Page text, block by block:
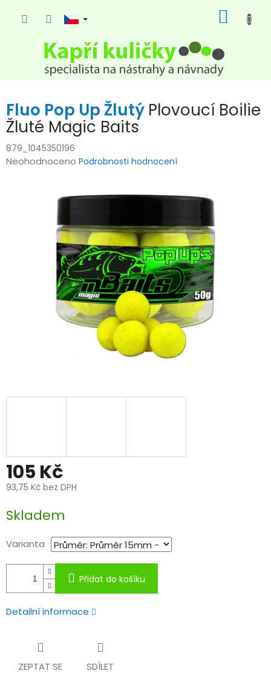
KOŠÍK
Fluo Pop Up Žlutý Plovoucí Boilie
Žluté Magic Baits
879_1045350196
Průměrné
Neohodnoceno Podrobnosti hodnocení
105 Kč
93,75 Kč bez DPH
cena:
Skladem
Varianta
Přidat do košíku
Detailní informace
ZEPTAT SE SDÍLET